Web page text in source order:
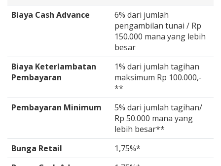
Biaya Cash Advance
6% dari jumlah
pengambilan tunai / Rp
150.000 mana yang lebih
besar
Biaya Keterlambatan
Pembayaran
1% dari jumlah tagihan
maksimum Rp 100.000,-
**
Pembayaran Minimum
5% dari jumlah tagihan/
Rp 50.000 mana yang
lebih besar**
Bunga Retail
1,75%*